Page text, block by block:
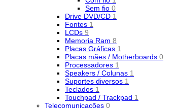
Sem fio 0
Drive DVD/CD 1
Fontes 1
LCDs 9
Memoria Ram 8
Placas Gráficas 1
Placas mães / Motherboards 0
Processadores 1
Speakers / Colunas 1
Suportes diversos 1
Teclados 1
Touchpad / Trackpad 1
Telecomunicações 0